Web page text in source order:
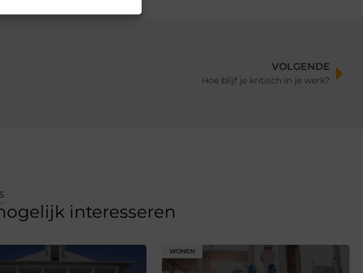
VOLGENDE
Hoe blijf je kritisch in je werk?
interesseren
WONEN